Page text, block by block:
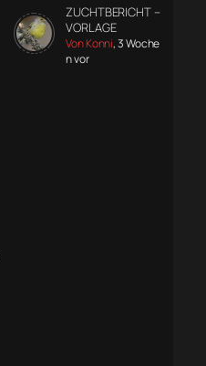
ZUCHTBERICHT –
VORLAGE
Von Konni, 3 Woche
n vor